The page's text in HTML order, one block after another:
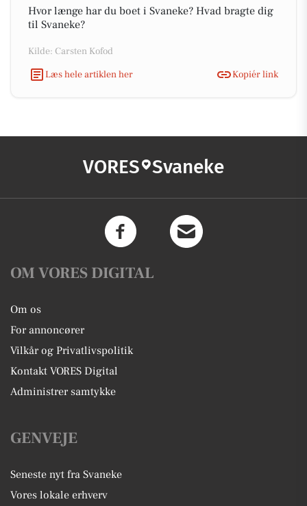
Hvor længe har du boet i Svaneke? Hvad bragte dig
til Svaneke?
Kilde: Carsten Kofod
Læs hele artiklen her
Kopiér link
VORES Svaneke
OM VORES DIGITAL
Om os
For annoncører
Vilkår og Privatlivspolitik
Kontakt VORES Digital
Administrer samtykke
GENVEJE
Seneste nyt fra Svaneke
Vores lokale erhverv